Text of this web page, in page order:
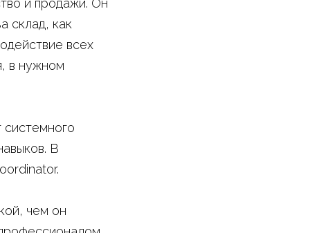
и продажи. Он
склад, как
всех
в нужном
В
чем он